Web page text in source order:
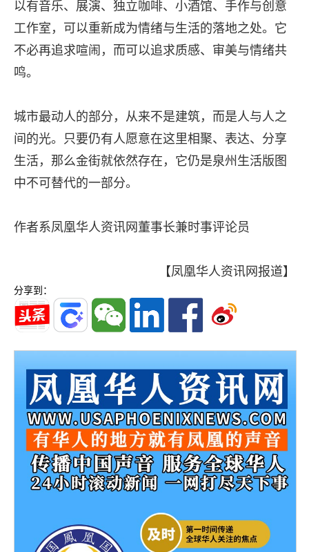
以有音乐、展演、独立咖啡、小酒馆、手作与创意
工作室，可以重新成为情绪与生活的落地之处。它
不必再追求喧闹，而可以追求质感、审美与情绪共
鸣。
城市最动人的部分，从来不是建筑，而是人与人之
间的光。只要仍有人愿意在这里相聚、表达、分享
生活，那么金街就依然存在，它仍是泉州生活版图
中不可替代的一部分。
作者系凤凰华人资讯网董事长兼时事评论员
【凤凰华人资讯网报道】
分享到：